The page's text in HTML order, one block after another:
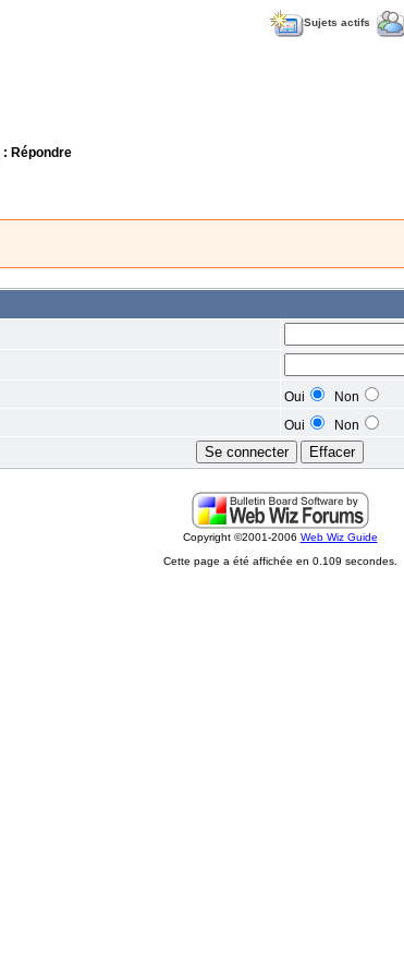
Sujets actifs
: Répondre
Oui
Non
Oui Non
Copyright ©2001-2006 Web Wiz Guide
Cette page a été affichée en 0.109 secondes.